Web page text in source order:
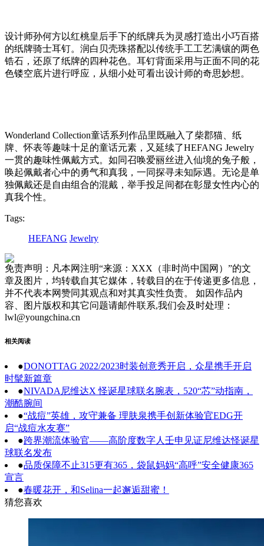
设计师孙何方以红桃皇后手下的纸牌兵为灵感打造出小巧百搭
的纸牌骑士耳钉。润白贝壳珠搭配以传统手工工艺满镶的两色
锆石，还原了纸牌的四种花色。耳钉背面采用与正面不同的花
色镂空底片进行呼应，从细小处可看出设计师的奇思妙想。
Wonderland Collection童话系列作品里既融入了柴郡猫、纸
牌、怀表等趣味十足的童话元素，又延续了HEFANG Jewelry
一贯的趣味性佩戴方式。如同召唤爱丽丝进入仙境的兔子般，
唤起佩戴者心中的勇气和真我，一同探寻未知际遇。无论是单
独佩戴还是自由组合的混戴，举手投足间都在彰显女性内心的
真我个性。
Tags:
HEFANG Jewelry
免责声明：凡本网注明“来源：XXX（非时尚中国网）”的文
章及图片，均转载自其它媒体，转载目的在于传递更多信息，
并不代表本网赞同其观点和对其真实性负责。 如因作品内
容、图片版权和其它问题请邮件联系,我们会及时处理：
lwl@youngchina.cn
相关阅读
●DONOTTAG 2022/2023时装创意秀开启，众星携手开启
时髦新篇章
●NIVADA尼维达X 怪诞星球联名腕表，520“芯”动指南，
潮酷腕间
●“战痘”英雄，攻守兼备 理肤泉携手创新体验官EDG开
启“战痘水友赛”
●跨界潮流体验官——高阶度数字人壬申见证尼维达怪诞星
球联名发布
●品质保障不止315更有365，袋鼠妈妈“高呼”安全健康365
宣言
●春暖花开，和Selina一起邂逅甜蜜！
猜您喜欢